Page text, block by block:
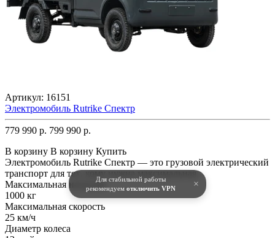
Для стабильной работы
рекомендуем отключить VPN ×
Артикул: 16151
Электромобиль Rutrike Спектр
779 990 р. 799 990 р.
В корзину В корзину Купить
Электромобиль Rutrike Спектр — это грузовой электрический
транспорт для тех, кому нужна максимальная..
Максимальная нагрузка
1000 кг
Максимальная скорость
25 км/ч
Диаметр колеса